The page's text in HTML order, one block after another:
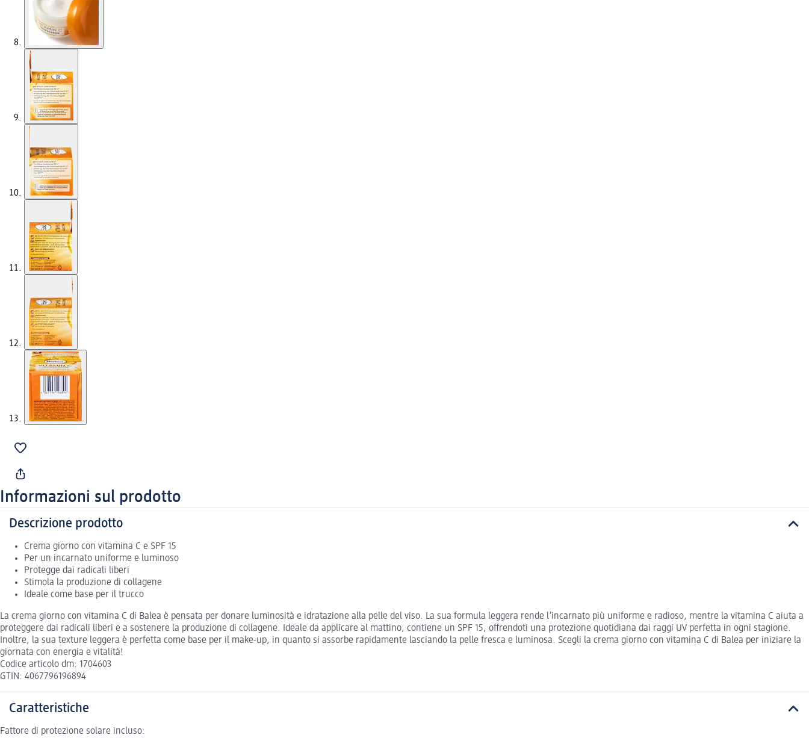
Informazioni sul prodotto
Descrizione prodotto
Crema giorno con vitamina C e SPF 15
Per un incarnato uniforme e luminoso
Protegge dai radicali liberi
Stimola la produzione di collagene
Ideale come base per il trucco
La crema giorno con vitamina C di Balea è pensata per donare luminosità e idratazione alla pelle del viso. La sua formula leggera rende l’incarnato più uniforme e radioso, mentre la vitamina C aiuta a
proteggere dai radicali liberi e a sostenere la produzione di collagene. Ideale da applicare al mattino, contiene un SPF 15, offrendoti una protezione quotidiana dai raggi UV perfetta in ogni stagione.
Inoltre, la sua texture leggera è perfetta come base per il make-up, in quanto si assorbe rapidamente lasciando la pelle fresca e luminosa. Scegli la crema giorno con vitamina C di Balea per iniziare la
giornata con energia e vitalità!
Codice articolo dm: 1704603
GTIN: 4067796196894
Caratteristiche
Fattore di protezione solare incluso: